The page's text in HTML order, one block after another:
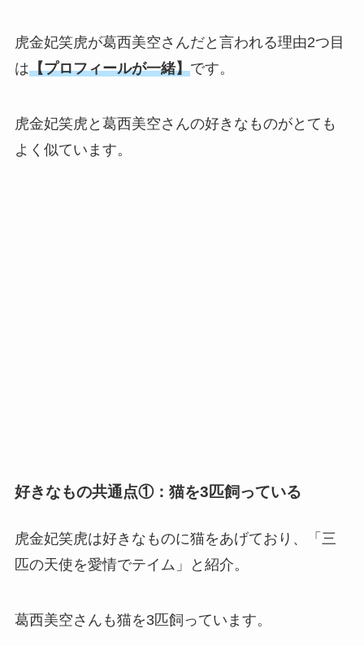
虎金妃笑虎が葛西美空さんだと言われる理由2つ目
は【プロフィールが一緒】です。
虎金妃笑虎と葛西美空さんの好きなものがとても
よく似ています。
好きなもの共通点①：猫を3匹飼っている
虎金妃笑虎は好きなものに猫をあげており、「三
匹の天使を愛情でテイム」と紹介。
葛西美空さんも猫を3匹飼っています。